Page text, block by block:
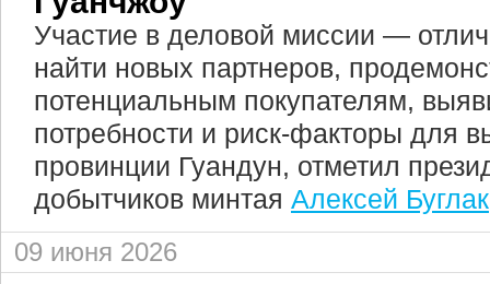
Участие в деловой миссии —
найти новых партнеров,
потенциальным покупателям,
потребности и риск-факторы для
провинции Гуандун, отметил
добытчиков минтая Алексей Буглак
09 июня 2026